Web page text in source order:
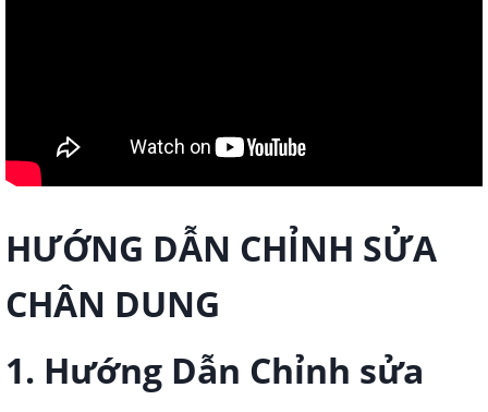
HƯỚNG DẪN CHỈNH SỬA
CHÂN DUNG
1. Hướng Dẫn Chỉnh sửa